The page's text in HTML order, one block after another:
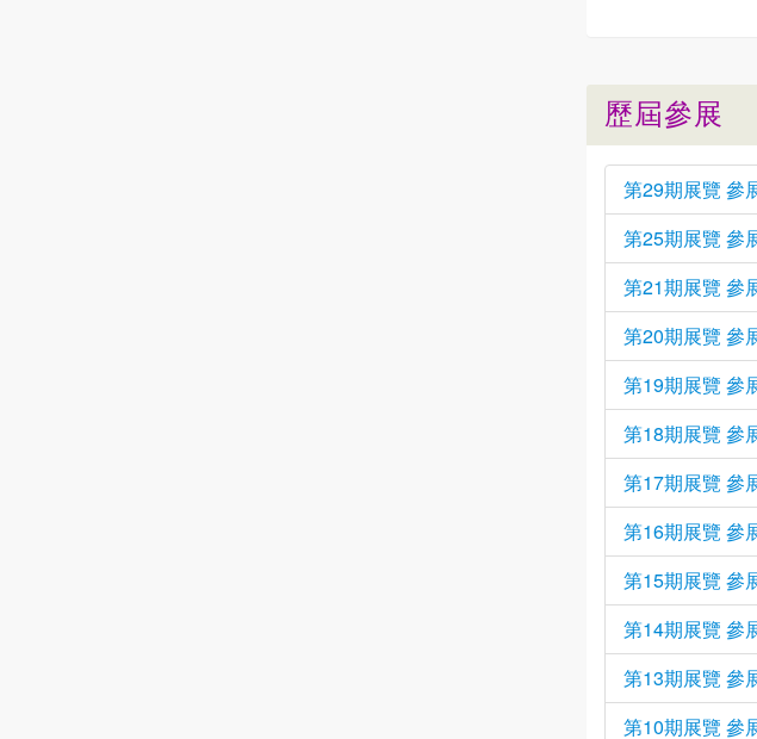
歷屆參展
第29期展覽 參
第25期展覽 參
第21期展覽 參
第20期展覽 參
第19期展覽 參
第18期展覽 參
第17期展覽 參
第16期展覽 參
第15期展覽 參
第14期展覽 參
第13期展覽 參
第10期展覽 參